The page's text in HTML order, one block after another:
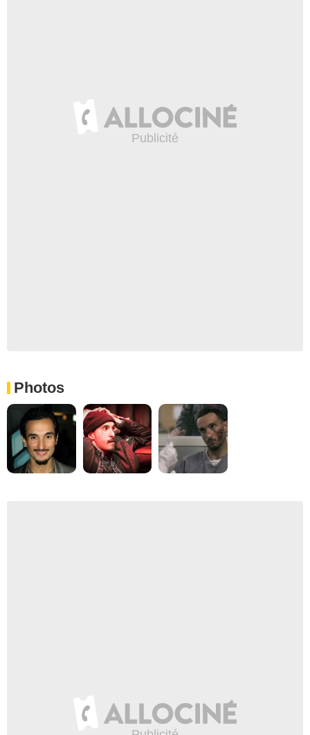
Photos